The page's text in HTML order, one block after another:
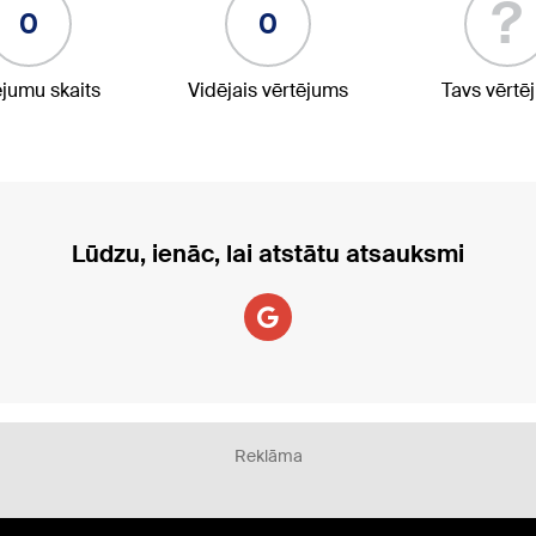
0
skaits
0
Vidējais vērtējums
?
Tavs
Lūdzu, ienāc, lai atstātu atsauksmi
Reklāma